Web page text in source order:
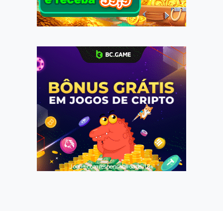
Jogue com responsabilidade. 18+